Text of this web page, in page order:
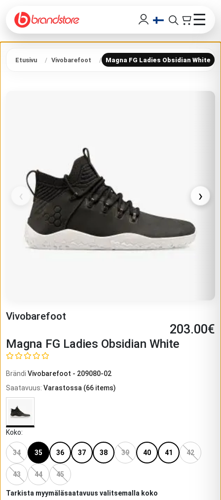
☰
Etusivu Vivobarefoot Magna FG Ladies Obsidian White
‹ ›
Vivobarefoot
203.00€
Magna FG Ladies Obsidian White
Brändi Vivobarefoot - 209080-02
Saatavuus: Varastossa (66 items)
Koko:
34 35 36 37 38 39 40 41 42
43 44 45
Tarkista myymäläsaatavuus valitsemalla koko